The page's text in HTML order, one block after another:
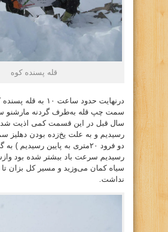
قله پسنده کوه
درنهایت حدود ساعت ۱۰
سمت چپ قله به‌طرف گردنه مارشنو
سال قبل در این قسمت کمی اذیت
رسیدیم و به علت یخ‌زده بودن دهلیز
دو فرود ۲۰متری به پایین رسیدیم )
رسیدیم سرعت باد بیشتر شده بود
سیاه کمان می‌وزید و مسیر کل بزان تا
نداشت.